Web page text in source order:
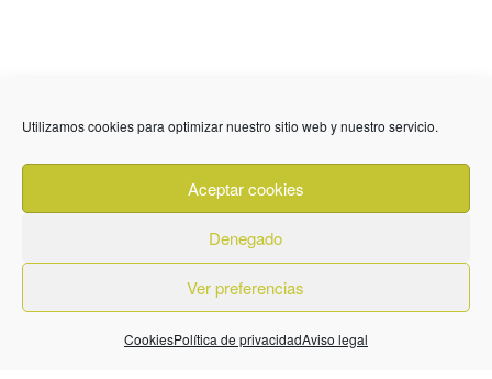
Utilizamos cookies para optimizar nuestro sitio web y nuestro servicio.
Aceptar cookies
Denegado
Ver preferencias
CookiesPolítica de privacidadAviso legal
636 01 61 85
Fuente Palmera
info @ fuentepalmerainformacion.es
Privacidad Aviso legal
Cookies
Quiénes Somos
Contacto